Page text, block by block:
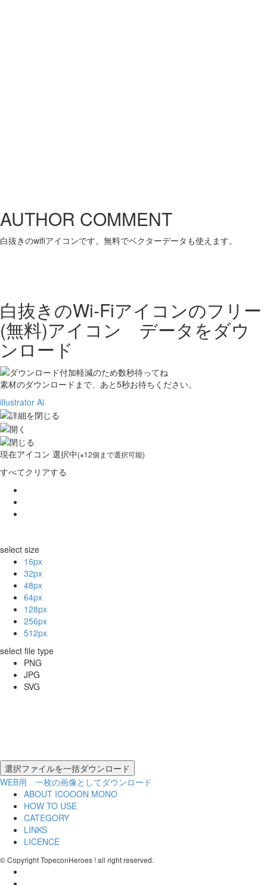
AUTHOR COMMENT
白抜きのwifiアイコンです。無料でベクターデータも使えます。
白抜きのWi-Fiアイコンのフリー
(無料)アイコン データをダウ
ンロード
素材のダウンロードまで、あと5秒お待ちください。
illustrator Ai
現在アイコン 選択中(※12個まで選択可能)
すべてクリアする
select size
16px
32px
48px
64px
128px
256px
512px
select file type
PNG
JPG
SVG
WEB用 一枚の画像としてダウンロード
ABOUT ICOOON MONO
HOW TO USE
CATEGORY
LINKS
LICENCE
© Copyright TopeconHeroes ! all right reserved.